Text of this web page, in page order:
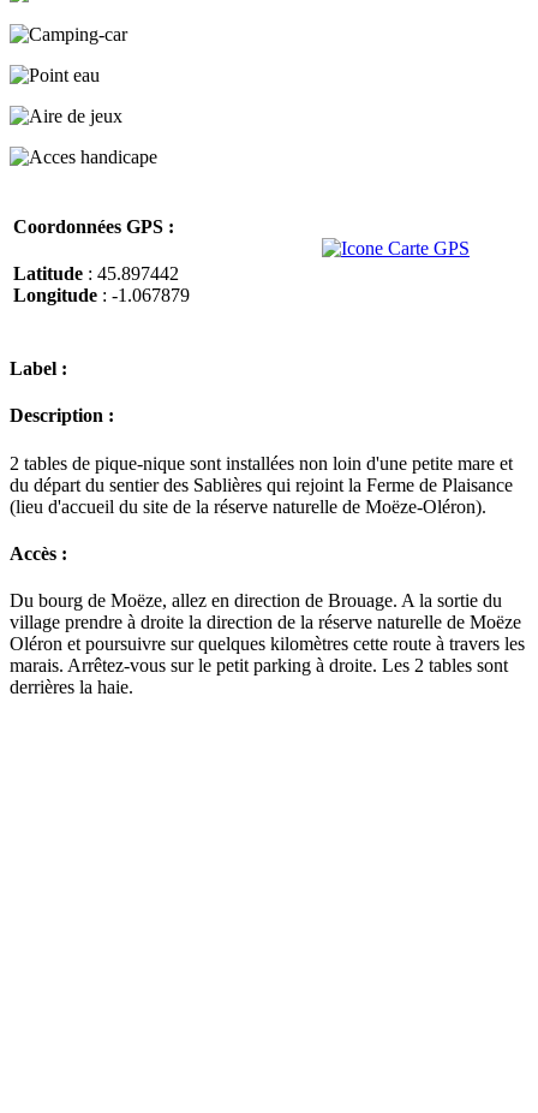
Coordonnées GPS :
Latitude : 45.897442
Longitude : -1.067879
Label :
Description :
2 tables de pique-nique sont installées non loin d'une petite mare et
du départ du sentier des Sablières qui rejoint la Ferme de Plaisance
(lieu d'accueil du site de la réserve naturelle de Moëze-Oléron).
Accès :
Du bourg de Moëze, allez en direction de Brouage. A la sortie du
village prendre à droite la direction de la réserve naturelle de Moëze
Oléron et poursuivre sur quelques kilomètres cette route à travers les
marais. Arrêtez-vous sur le petit parking à droite. Les 2 tables sont
derrières la haie.